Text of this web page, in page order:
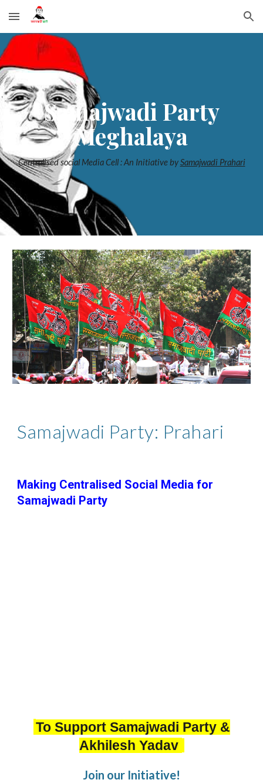
Skip to main content Skip to navigation
Samajwadi Party
Meghalaya
Centralised social Media Cell : An Initiative bySamajwadi Prahari
Samajwadi Party: Prahari
Making Centralised Social Media for
Samajwadi Party
To Support Samajwadi Party &
Akhilesh Yadav
Join our Initiative!